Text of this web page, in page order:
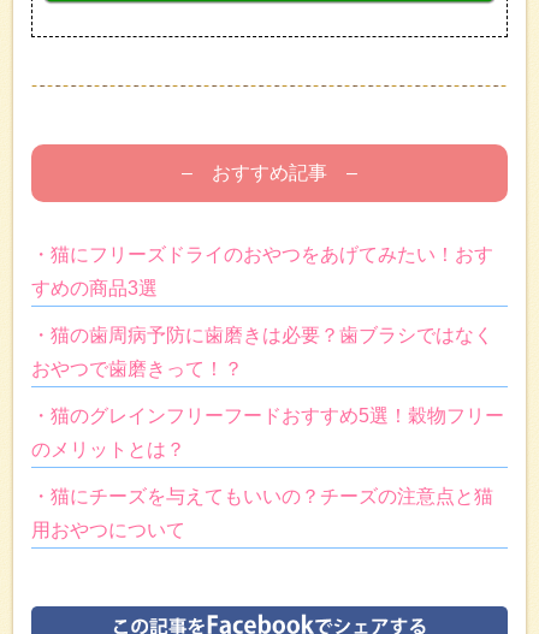
– おすすめ記事 –
・猫にフリーズドライのおやつをあげてみたい！おす
すめの商品3選
・猫の歯周病予防に歯磨きは必要？歯ブラシではなく
おやつで歯磨きって！？
・猫のグレインフリーフードおすすめ5選！穀物フリー
のメリットとは？
・猫にチーズを与えてもいいの？チーズの注意点と猫
用おやつについて